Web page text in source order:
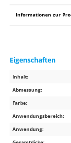
Informationen zur
Eigenschaften
Inhalt:
Abmessung:
Farbe:
Anwendungsbereich:
Anwendung: